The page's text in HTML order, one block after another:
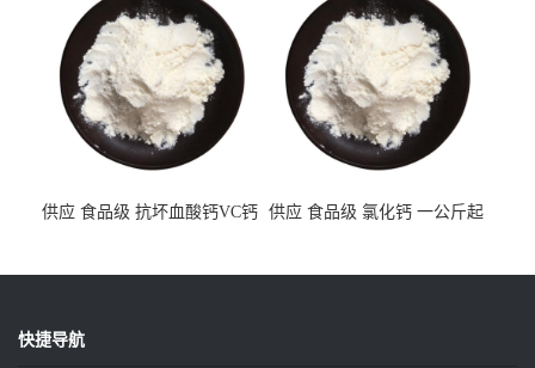
供应 食品级 抗坏血酸钙VC钙 供应 食品级 氯化钙 一公斤起
快捷导航